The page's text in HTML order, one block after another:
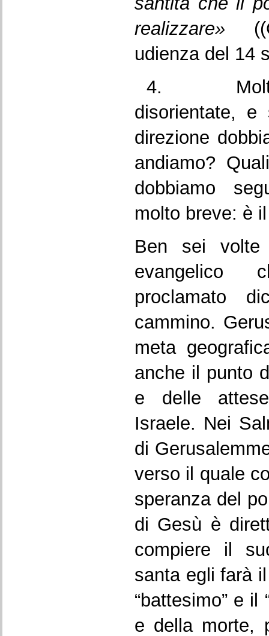
realizzare»
udienza del 14
4. Molte
disorientate, e
direzione
andiamo?
dobbiamo
molto breve: è
Ben sei
evangelico
proclamato
cammino.
meta
anche il punto
e delle
Israele. Nei
di
verso il quale
speranza del
di Gesù è
compiere il
santa egli farà
“battesimo” e il
e della morte,